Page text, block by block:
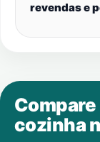
revendas e
cozinha